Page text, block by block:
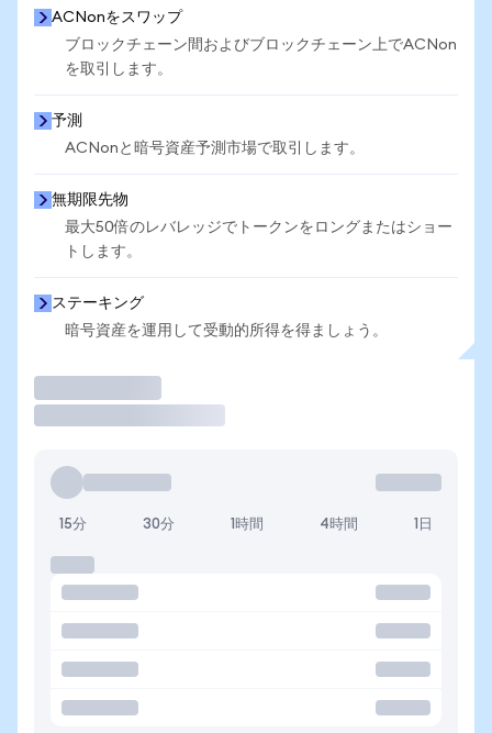
ACNonをスワップ
ブロックチェーン間およびブロックチェーン上でACNon
を取引します。
予測
ACNonと暗号資産予測市場で取引します。
無期限先物
最大50倍のレバレッジでトークンをロングまたはショー
トします。
ステーキング
暗号資産を運用して受動的所得を得ましょう。
15分 30分 1時間 4時間 1日